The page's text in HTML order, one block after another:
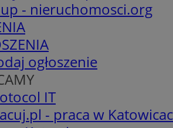
- nieruchomosci.org
ogłoszenie
IT
- praca w